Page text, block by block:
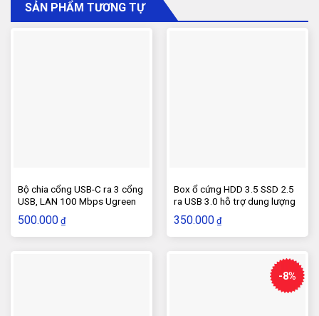
SẢN PHẨM TƯƠNG TỰ
Bộ chia cổng USB-C ra 3 cổng
USB, LAN 100 Mbps Ugreen
30289
500.000 ₫
Box ổ cứng HDD 3.5 SSD 2.5
ra USB 3.0 hỗ trợ dung lượng
16TB
350.000 ₫
-8%